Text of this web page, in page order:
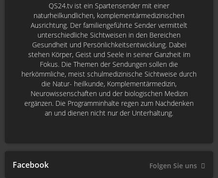
QS24.tv ist ein Spartensender mit einer
naturheilkundlichen, komplementärmedizinischen
Ausrichtung. Der familiengeführte Sender vermittelt
unterschiedliche Sichtweisen in den Bereichen
Gesundheit und Persönlichkeitsentwicklung. Dabei
stehen Körper, Geist und Seele in seiner Ganzheit im
Fokus. Die Themen der Sendungen sollen die
herkömmliche, meist schulmedizinische Sichtweise durch
die Natur- heilkunde, Komplementärmedizin,
Neurowissenschaften und der biologischen Medizin
ergänzen. Die Programminhalte regen zum Nachdenken
an und dienen nicht nur der Unterhaltung.
Facebook Folgen Sie uns